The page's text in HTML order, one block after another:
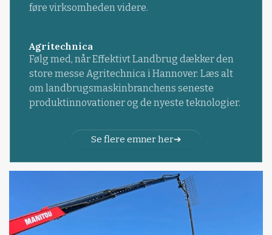
føre virksomheden videre.
Agritechnica
Følg med, når Effektivt Landbrug dækker den
store messe Agritechnica i Hannover. Læs alt
om landbrugsmaskinbranchens seneste
produktinnovationer og de nyeste teknologier.
Se flere emner her